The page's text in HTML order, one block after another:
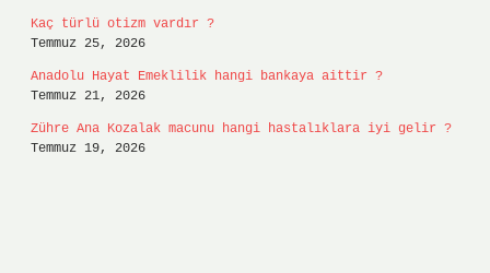
Kaç türlü otizm vardır ?
Temmuz 25, 2026
Anadolu Hayat Emeklilik hangi bankaya aittir ?
Temmuz 21, 2026
Zühre Ana Kozalak macunu hangi hastalıklara iyi gelir ?
Temmuz 19, 2026